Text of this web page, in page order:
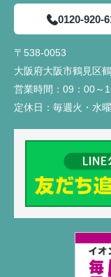
0120-920-
〒538-0053
大阪府大阪市鶴見区
営業時間： 09：00～
定休日： 毎週火・水